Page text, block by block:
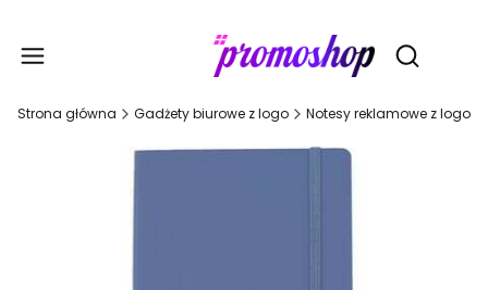
Otwórz
Strona główna Gadżety biurowe z logo Notesy reklamowe z logo